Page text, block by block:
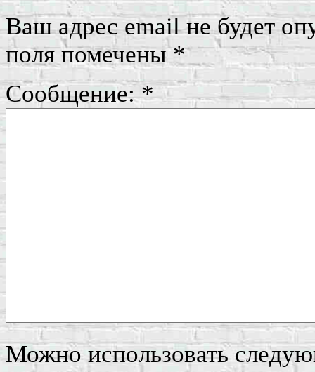
Ваш адрес email не будет
поля помечены*
Сообщение:*
Можно использовать